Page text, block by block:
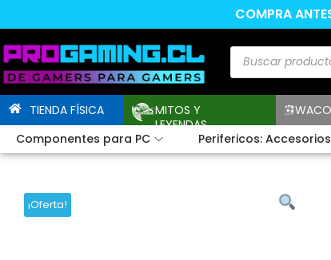
COMPRA
TIENDA FÍSICA
MITOS Y
LEYENDAS
Componentes para PC
Perifericos:
¡Oferta!